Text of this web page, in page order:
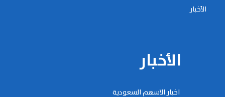
الأخبار
الأخبار
اخبار الاسهم السعودية